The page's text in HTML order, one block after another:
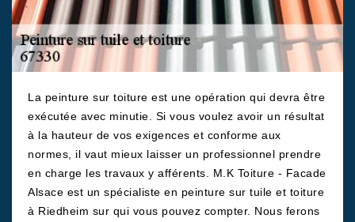
La peinture sur toiture est une opération qui devra être
exécutée avec minutie. Si vous voulez avoir un résultat
à la hauteur de vos exigences et conforme aux
normes, il vaut mieux laisser un professionnel prendre
en charge les travaux y afférents. M.K Toiture - Facade
Alsace est un spécialiste en peinture sur tuile et toiture
à Riedheim sur qui vous pouvez compter. Nous ferons